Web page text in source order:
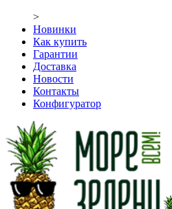
>
Новинки
Как купить
Гарантии
Доставка
Новости
Контакты
Конфигуратор